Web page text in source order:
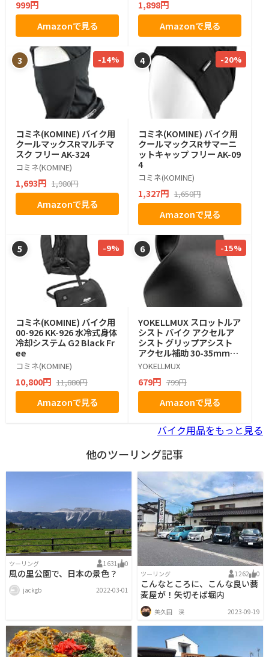
ク 通気性 防臭 抗菌 蒸れ防
止 冷感 サマーニット帽 冷
感キャップ
999円
Amazonで見る
1,898円
Amazonで見る
3 -14%
コミネ(KOMINE) バイク用
クールマックスRマルチマ
スク フリー AK-324
コミネ(KOMINE)
1,693円 1,980円
Amazonで見る
4 -20%
コミネ(KOMINE) バイク用
クールマックスRサマーニ
ットキャップ フリー AK-09
4
コミネ(KOMINE)
1,327円 1,650円
Amazonで見る
5 -9%
コミネ(KOMINE) バイク用
00-926 KK-926 水冷式身体
冷却システム G2 Black Fr
ee
コミネ(KOMINE)
10,800円 11,880円
Amazonで見る
6 -15%
YOKELLMUX スロットルア
シスト バイク アクセルア
シスト グリップアシスト
アクセル補助 30-35ｍｍ径
対応 耐久性 1個入り
YOKELLMUX
679円 799円
Amazonで見る
バイク用品をもっと見る
他のツーリング記事
ツーリング 1631 0
風の里公園で、日本の景色？
jackgb 2022-03-01
ツーリング 1262 0
こんなところに、こんな良い蕎
麦屋が！矢切そば堀内
美久田 渓 2023-09-19